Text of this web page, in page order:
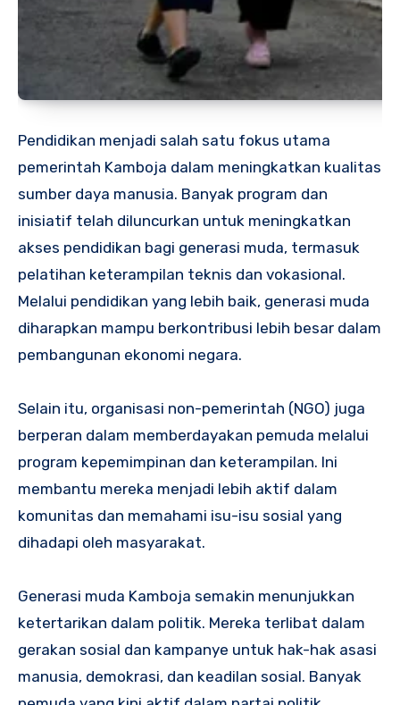
Pendidikan menjadi salah satu fokus utama
pemerintah Kamboja dalam meningkatkan kualitas
sumber daya manusia. Banyak program dan
inisiatif telah diluncurkan untuk meningkatkan
akses pendidikan bagi generasi muda, termasuk
pelatihan keterampilan teknis dan vokasional.
Melalui pendidikan yang lebih baik, generasi muda
diharapkan mampu berkontribusi lebih besar dalam
pembangunan ekonomi negara.
Selain itu, organisasi non-pemerintah (NGO) juga
berperan dalam memberdayakan pemuda melalui
program kepemimpinan dan keterampilan. Ini
membantu mereka menjadi lebih aktif dalam
komunitas dan memahami isu-isu sosial yang
dihadapi oleh masyarakat.
Generasi muda Kamboja semakin menunjukkan
ketertarikan dalam politik. Mereka terlibat dalam
gerakan sosial dan kampanye untuk hak-hak asasi
manusia, demokrasi, dan keadilan sosial. Banyak